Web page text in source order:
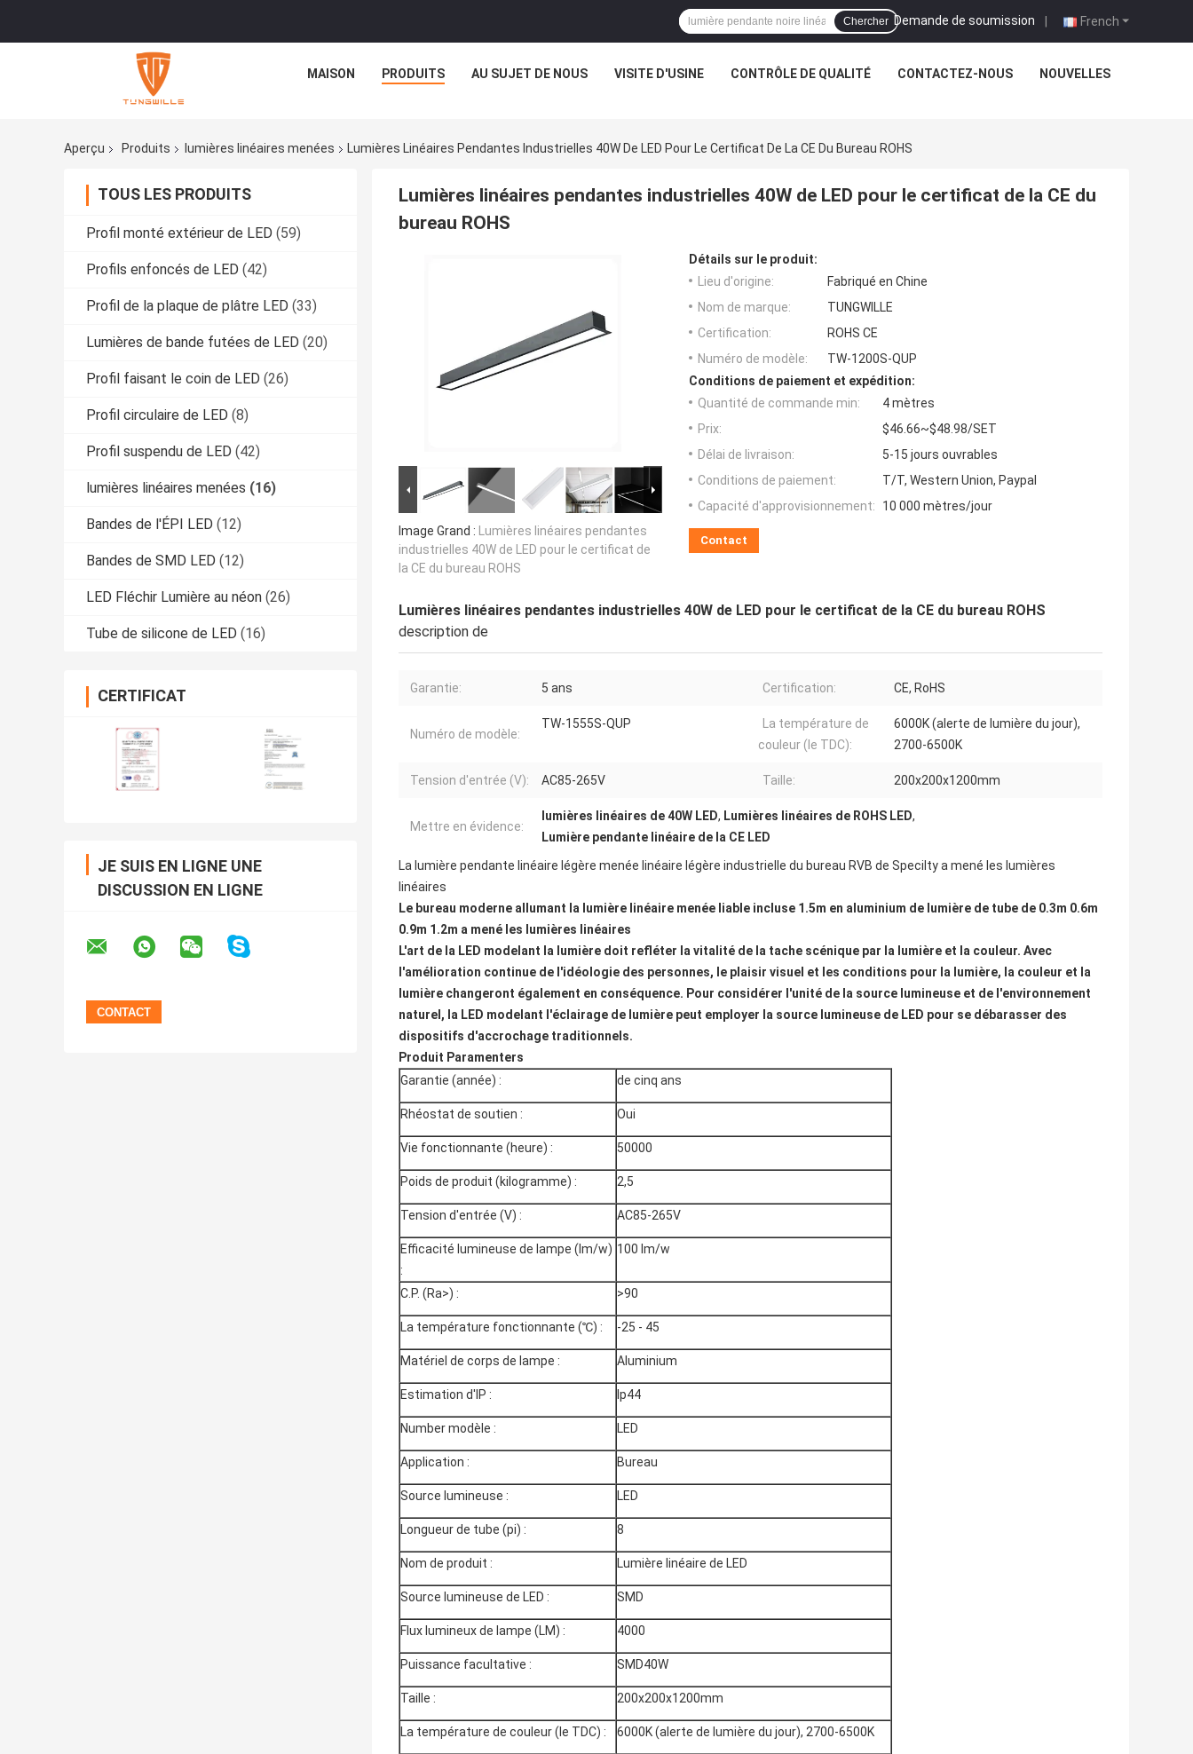
French
Demande de soumission |
Chercher
MAISON PRODUITS AU SUJET DE NOUS VISITE D'USINE CONTRÔLE DE QUALITÉ CONTACTEZ-NOUS NOUVELLES
Aperçu Produits lumières linéaires menées Lumières Linéaires Pendantes Industrielles 40W De LED Pour Le Certificat De La CE Du Bureau ROHS
TOUS LES PRODUITS
Profil monté extérieur de LED (59)
Profils enfoncés de LED (42)
Profil de la plaque de plâtre LED (33)
Lumières de bande futées de LED (20)
Profil faisant le coin de LED (26)
Profil circulaire de LED (8)
Profil suspendu de LED (42)
lumières linéaires menées (16)
Bandes de l'ÉPI LED (12)
Bandes de SMD LED (12)
LED Fléchir Lumière au néon (26)
Tube de silicone de LED (16)
CERTIFICAT
JE SUIS EN LIGNE UNE
DISCUSSION EN LIGNE
Lumières linéaires pendantes industrielles 40W de LED pour le certificat de la CE du
bureau ROHS
Image Grand : Lumières linéaires pendantes
industrielles 40W de LED pour le certificat de
la CE du bureau ROHS
Détails sur le produit:
Lieu d'origine:
Fabriqué en Chine
Nom de marque:
TUNGWILLE
Certification:
ROHS CE
Numéro de modèle:
TW-1200S-QUP
Conditions de paiement et expédition:
Quantité de commande min:
4 mètres
Prix:
$46.66~$48.98/SET
Délai de livraison:
5-15 jours ouvrables
Conditions de paiement:
T/T, Western Union, Paypal
Capacité d'approvisionnement:
10 000 mètres/jour
Contact
Lumières linéaires pendantes industrielles 40W de LED pour le certificat de la CE du bureau ROHS
description de
Garantie: 5 ans Certification: CE, RoHS
Numéro de modèle:
TW-1555S-QUP
La température de
couleur (le TDC):
6000K (alerte de lumière du jour),
2700-6500K
Tension d'entrée (V): AC85-265V Taille: 200x200x1200mm
Mettre en évidence:
lumières linéaires de 40W LED, Lumières linéaires de ROHS LED,
Lumière pendante linéaire de la CE LED
La lumière pendante linéaire légère menée linéaire légère industrielle du bureau RVB de Specilty a mené les lumières
linéaires
Le bureau moderne allumant la lumière linéaire menée liable incluse 1.5m en aluminium de lumière de tube de 0.3m 0.6m
0.9m 1.2m a mené les lumières linéaires
L'art de la LED modelant la lumière doit refléter la vitalité de la tache scénique par la lumière et la couleur. Avec
l'amélioration continue de l'idéologie des personnes, le plaisir visuel et les conditions pour la lumière, la couleur et la
lumière changeront également en conséquence. Pour considérer l'unité de la source lumineuse et de l'environnement
naturel, la LED modelant l'éclairage de lumière peut employer la source lumineuse de LED pour se débarasser des
dispositifs d'accrochage traditionnels.
Produit Paramenters
Garantie (année) :
de cinq ans
Rhéostat de soutien : Oui
Vie fonctionnante (heure) : 50000
Poids de produit (kilogramme) : 2,5
Tension d'entrée (V) : AC85-265V
Efficacité lumineuse de lampe (lm/w)
:
100 lm/w
C.P. (Ra>) : >90
La température fonctionnante (℃) : -25 - 45
Matériel de corps de lampe : Aluminium
Estimation d'IP : Ip44
Number modèle : LED
Application : Bureau
Source lumineuse : LED
Longueur de tube (pi) : 8
Nom de produit : Lumière linéaire de LED
Source lumineuse de LED : SMD
Flux lumineux de lampe (LM) : 4000
Puissance facultative : SMD40W
Taille : 200x200x1200mm
La température de couleur (le TDC) : 6000K (alerte de lumière du jour), 2700-6500K